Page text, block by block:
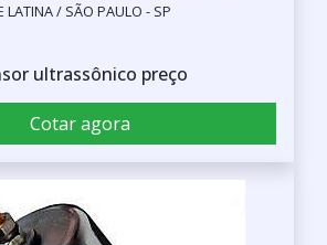
LATINA / SÃO PAULO - SP
ultrassônico preço
Cotar agora